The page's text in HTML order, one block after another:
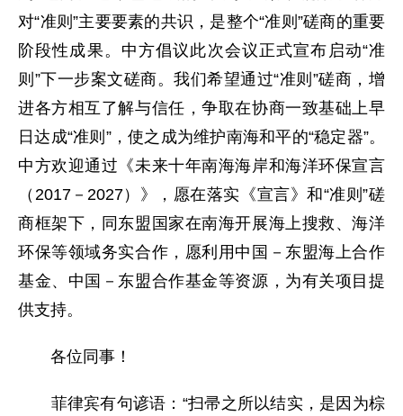
对“准则”主要要素的共识，是整个“准则”磋商的重要
阶段性成果。中方倡议此次会议正式宣布启动“准
则”下一步案文磋商。我们希望通过“准则”磋商，增
进各方相互了解与信任，争取在协商一致基础上早
日达成“准则”，使之成为维护南海和平的“稳定器”。
中方欢迎通过《未来十年南海海岸和海洋环保宣言
（2017－2027）》，愿在落实《宣言》和“准则”磋
商框架下，同东盟国家在南海开展海上搜救、海洋
环保等领域务实合作，愿利用中国－东盟海上合作
基金、中国－东盟合作基金等资源，为有关项目提
供支持。
各位同事！
菲律宾有句谚语：“扫帚之所以结实，是因为棕